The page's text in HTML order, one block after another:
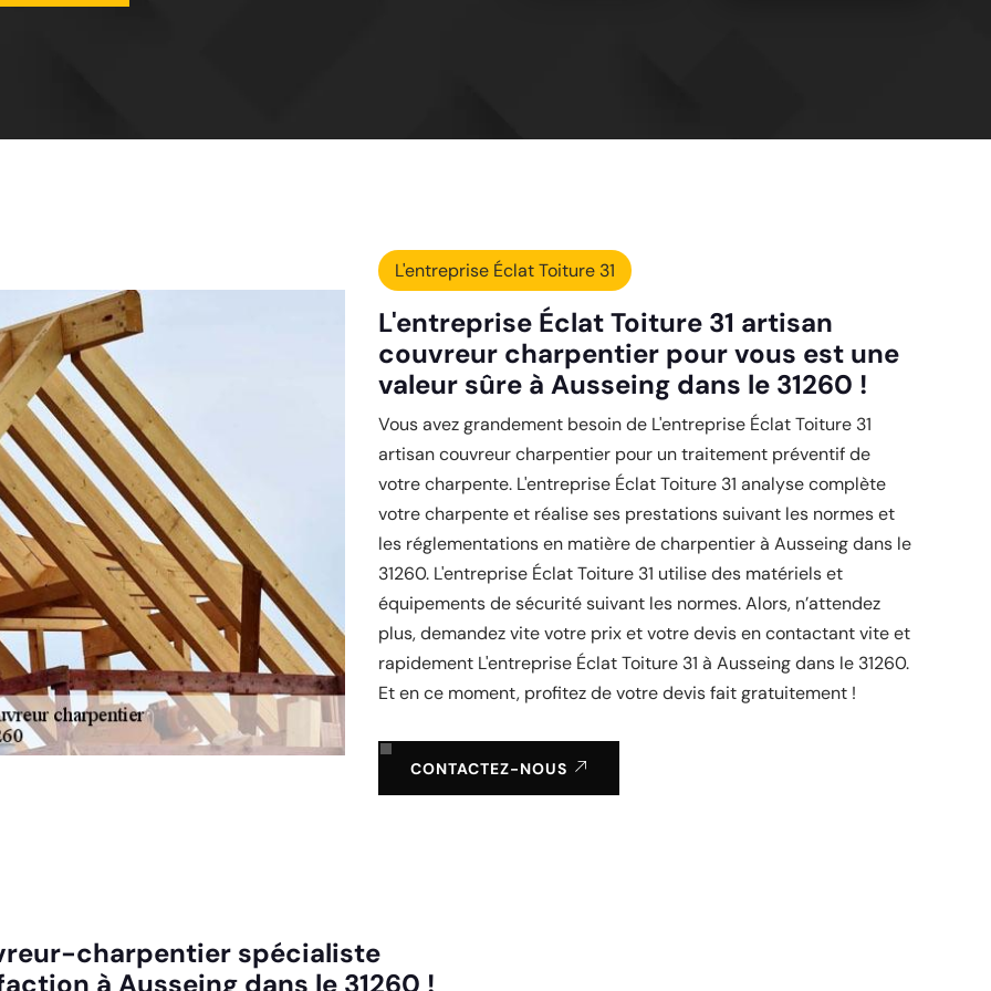
L'entreprise Éclat Toiture 31
L'entreprise Éclat Toiture 31 artisan
couvreur charpentier pour vous est une
valeur sûre à Ausseing dans le 31260 !
Vous avez grandement besoin de L'entreprise Éclat Toiture 31
artisan couvreur charpentier pour un traitement préventif de
votre charpente. L'entreprise Éclat Toiture 31 analyse complète
votre charpente et réalise ses prestations suivant les normes et
les réglementations en matière de charpentier à Ausseing dans le
31260. L'entreprise Éclat Toiture 31 utilise des matériels et
équipements de sécurité suivant les normes. Alors, n’attendez
plus, demandez vite votre prix et votre devis en contactant vite et
rapidement L'entreprise Éclat Toiture 31 à Ausseing dans le 31260.
Et en ce moment, profitez de votre devis fait gratuitement !
CONTACTEZ-NOUS
charpentier spécialiste
à Ausseing dans le 31260 !